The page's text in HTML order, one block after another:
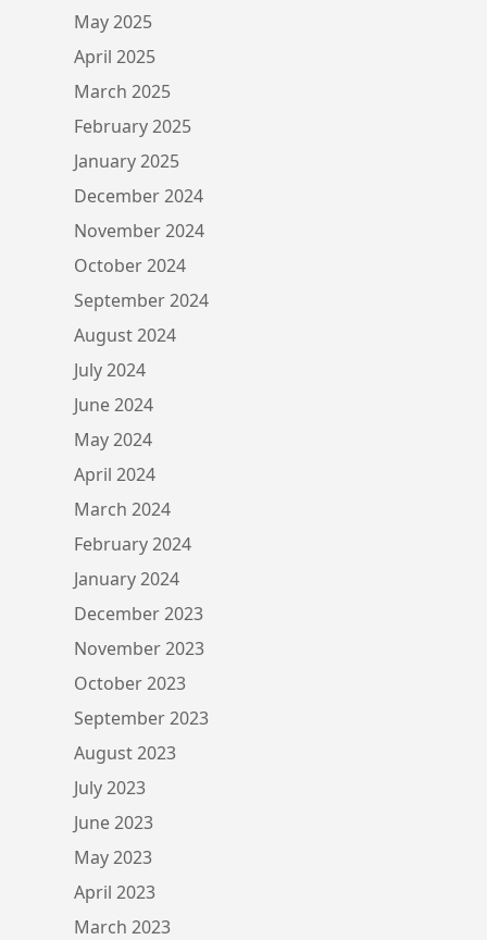
May 2025
April 2025
March 2025
February 2025
January 2025
December 2024
November 2024
October 2024
September 2024
August 2024
July 2024
June 2024
May 2024
April 2024
March 2024
February 2024
January 2024
December 2023
November 2023
October 2023
September 2023
August 2023
July 2023
June 2023
May 2023
April 2023
March 2023